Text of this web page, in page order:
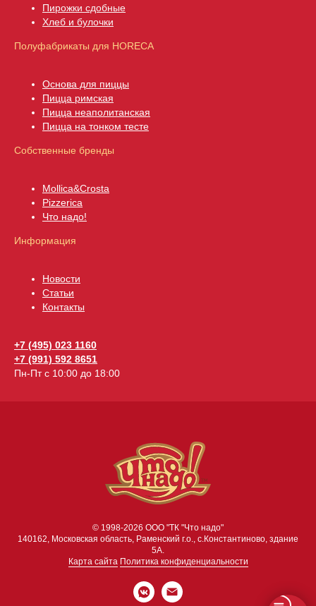
Пирожки сдобные
Хлеб и булочки
Полуфабрикаты для HORECA
Основа для пиццы
Пицца римская
Пицца неаполитанская
Пицца на тонком тесте
Собственные бренды
Mollica&Crosta
Pizzerica
Что надо!
Информация
Новости
Статьи
Контакты
+7 (495) 023 1160
+7 (991) 592 8651
Пн-Пт с 10:00 до 18:00
© 1998-2026 ООО "ТК "Что надо"
140162, Московская область, Раменский г.о., с.Константиново, здание
5А.
Карта сайта Политика конфиденциальности